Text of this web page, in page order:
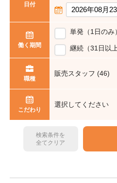
日付
働く期間
単発（1日のみ）
継続（31日以上
職種
販売スタッフ (46)
こだわり
選択してください
検索条件を
全てクリア